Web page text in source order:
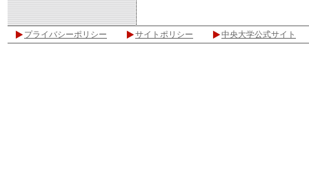
プライバシーポリシー サイトポリシー 中央大学公式サイト